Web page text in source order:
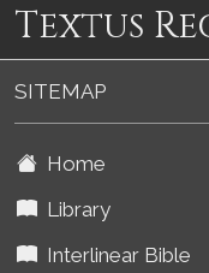
Textus
SITEMAP
Home
Library
Interlinear Bible